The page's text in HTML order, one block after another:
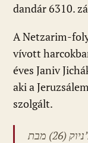
dandár 6310.
A Netzarim-
vívott
éves Janiv
aki a
szolgált.
הותר לפרסום כי לוחמי המילואים דניל פצ’ניוק (26) מבת